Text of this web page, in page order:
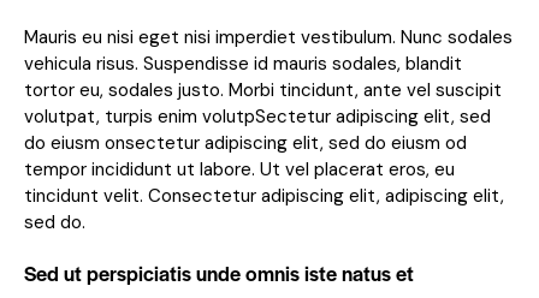
Mauris eu nisi eget nisi imperdiet vestibulum. Nunc sodales
vehicula risus. Suspendisse id mauris sodales, blandit
tortor eu, sodales justo. Morbi tincidunt, ante vel suscipit
volutpat, turpis enim volutpSectetur adipiscing elit, sed
do eiusm onsectetur adipiscing elit, sed do eiusm od
tempor incididunt ut labore. Ut vel placerat eros, eu
tincidunt velit. Consectetur adipiscing elit, adipiscing elit,
sed do.
Sed ut perspiciatis unde omnis iste natus et